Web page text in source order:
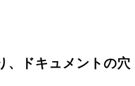
、ドキュメントの穴